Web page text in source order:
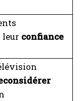
leur confiance